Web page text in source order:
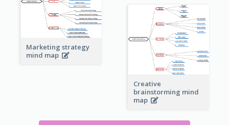
Marketing strategy
mind map
Creative
brainstorming mind
map